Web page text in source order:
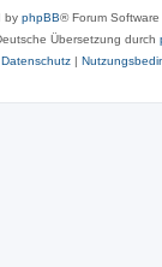
by phpBB® Forum
Übersetzung durch
Datenschutz|